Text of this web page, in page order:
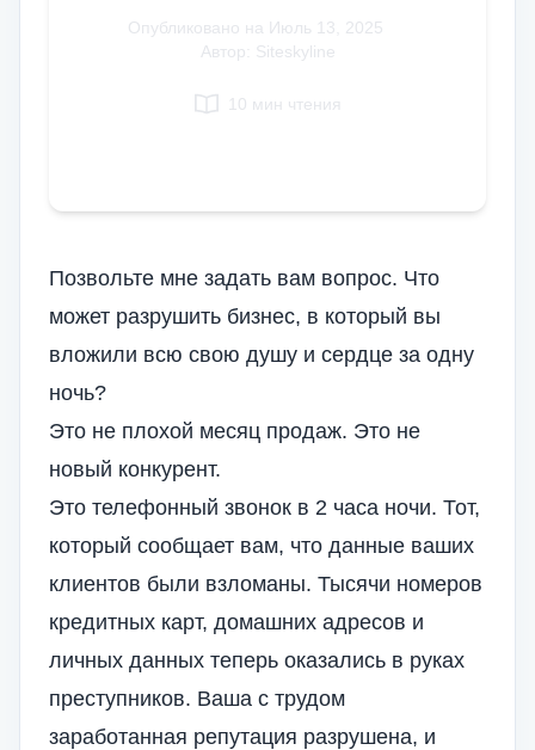
Italian
Vietnamese
Danish
Опубликовано на Июль 13, 2025
Автор: Siteskyline
10 мин чтения
Позвольте мне задать вам вопрос. Что
может разрушить бизнес, в который вы
вложили всю свою душу и сердце за одну
ночь?
Это не плохой месяц продаж. Это не
новый конкурент.
Это телефонный звонок в 2 часа ночи. Тот,
который сообщает вам, что данные ваших
клиентов были взломаны. Тысячи номеров
кредитных карт, домашних адресов и
личных данных теперь оказались в руках
преступников. Ваша с трудом
заработанная репутация разрушена, и